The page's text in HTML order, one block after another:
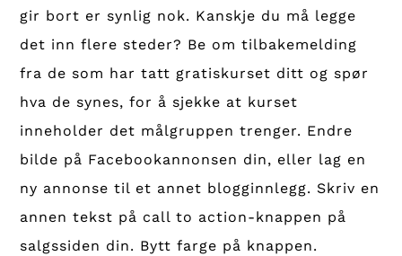
gir bort er synlig nok. Kanskje du må legge
det inn flere steder? Be om tilbakemelding
fra de som har tatt gratiskurset ditt og spør
hva de synes, for å sjekke at kurset
inneholder det målgruppen trenger. Endre
bilde på Facebookannonsen din, eller lag en
ny annonse til et annet blogginnlegg. Skriv en
annen tekst på call to action-knappen på
salgssiden din. Bytt farge på knappen.